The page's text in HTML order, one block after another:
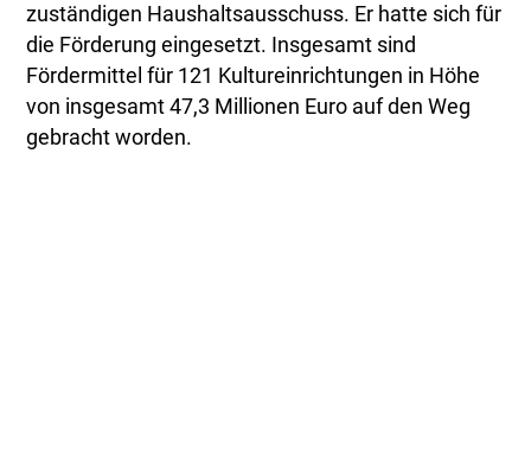
zuständigen Haushaltsausschuss. Er hatte sich für
die Förderung eingesetzt. Insgesamt sind
Fördermittel für 121 Kultureinrichtungen in Höhe
von insgesamt 47,3 Millionen Euro auf den Weg
gebracht worden.